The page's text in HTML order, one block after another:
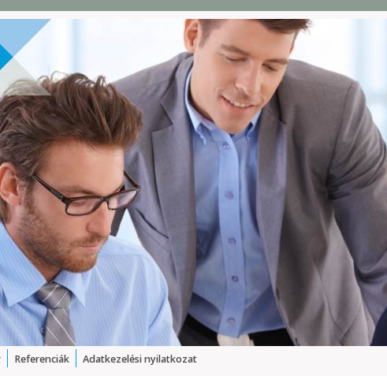
Referenciák Adatkezelési nyilatkozat